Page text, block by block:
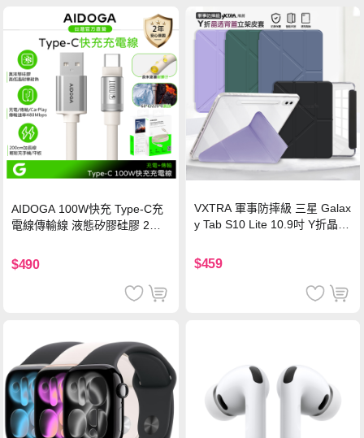
AIDOGA 100W快充 Type-C充
電線傳輸線 液態矽膠硅膠 2M
$490
VXTRA 軍事防摔級 三星 Galax
y Tab S10 Lite 10.9吋 Y折晶透
$459